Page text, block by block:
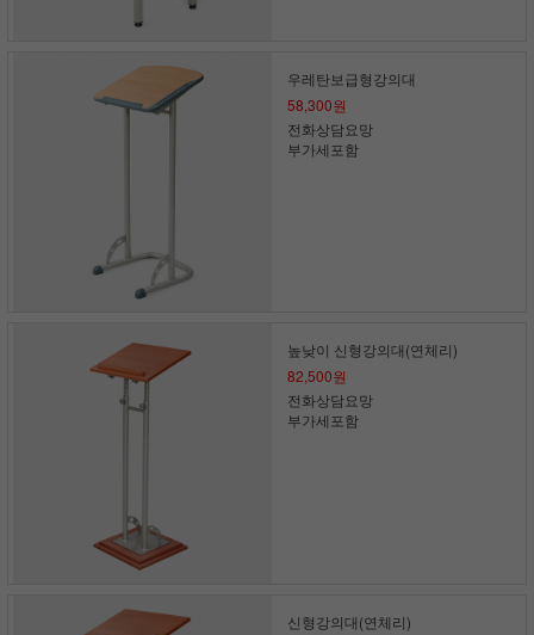
우레탄보급형강의대
58,300원
전화상담요망
부가세포함
높낮이 신형강의대(연체리)
82,500원
전화상담요망
부가세포함
신형강의대(연체리)